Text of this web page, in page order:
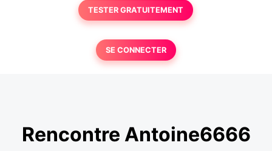
TESTER GRATUITEMENT
SE CONNECTER
Rencontre Antoine6666